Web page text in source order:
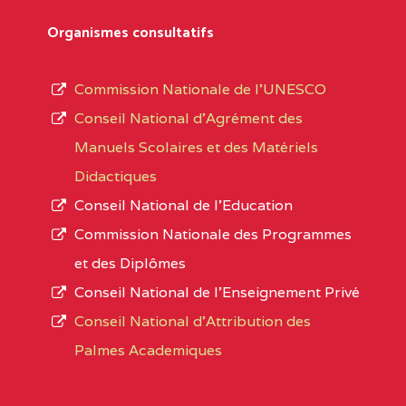
Noms
Localité
Région Noms
ADAMAOUA
INSTITUT POLYVALENT
PINTADES BP :
ADAMAOUA
COLLEGE PRIVE LAIC
L’offre d’éducation del’Enseignement
d’immatriculation du mois de septembre
suit :
1950 établissements publics
895 CES dont 86 Bilingues
1055 Lycées dont 351 Bilingues
72 établissements avec section bilingue
1358 établissements privés
Organismes consultatifs
Commission Nationale de l’UNESCO
Conseil National d’Agrément des
Manuels Scolaires et des Matériels
Didactiques
Conseil National de l’Education
Commission Nationale des Programmes
et des Diplômes
Conseil National de l’Enseignement Privé
Conseil National d'Attribution des
Palmes Academiques